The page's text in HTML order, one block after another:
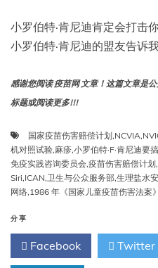
命
线。
小罗伯特·肯尼迪肯定会打击
小罗伯特·肯尼迪的盟友告诉
感谢您阅读 疫苗网 文章！这篇文章是
标题或阅读更多!!!
国家疫苗伤害赔偿计划,NCVIA,
机对照试验,麻疹,小罗伯特·F·肯尼迪要
免疫实践咨询委员会,疫苗伤害赔偿计划,
Siri,ICAN,卫生与公众服务部,生理盐水
网络,1986 年《国家儿童疫苗伤害法案》
分享
Facebook Twitter